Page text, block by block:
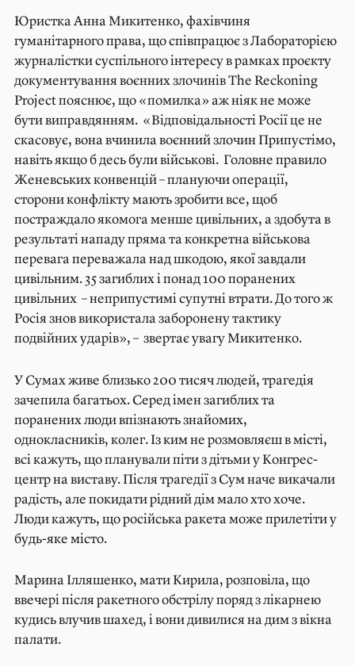
Юристка Анна Микитенко, фахівчиня
гуманітарного права, що співпрацює з Лабораторією
журналістки суспільного інтересу в рамках проєкту
документування воєнних злочинів The Reckoning
Project пояснює, що «помилка» аж ніяк не може
бути виправдянням. «Відповідальності Росії це не
скасовує, вона вчинила воєнний злочин Припустімо,
навіть якщо б десь були військові. Головне правило
Женевських конвенцій – плануючи операції,
сторони конфлікту мають зробити все, щоб
постраждало якомога менше цивільних, а здобута в
результаті нападу пряма та конкретна військова
перевага переважала над шкодою, якої завдали
цивільним. 35 загиблих і понад 100 поранених
цивільних – неприпустимі супутні втрати. До того ж
Росія знов використала заборонену тактику
подвійних ударів», – звертає увагу Микитенко.
У Сумах живе близько 200 тисяч людей, трагедія
зачепила багатьох. Серед імен загиблих та
поранених люди впізнають знайомих,
однокласників, колег. Із ким не розмовляєш в місті,
всі кажуть, що планували піти з дітьми у Конгрес-
центр на виставу. Після трагедії з Сум наче викачали
радість, але покидати рідний дім мало хто хоче.
Люди кажуть, що російська ракета може прилетіти у
будь-яке місто.
Марина Ілляшенко, мати Кирила, розповіла, що
ввечері після ракетного обстрілу поряд з лікарнею
кудись влучив шахед, і вони дивилися на дим з вікна
палати.